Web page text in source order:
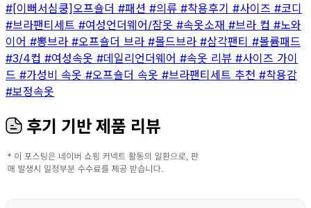
#[이뻐서심쿵]오프숄더 #패션 #의류 #착용후기 #사이즈 #코디
#브라팬티세트 #여성언더웨어/잠옷 #속옷소재 #브라 컵 #노와
이어 #뽕브라 #오프숄더 브라 #몰드브라 #삼각팬티 #볼륨패드
#3/4컵 #여성속옷 #데일리언더웨어 #속옷 리뷰 #사이즈 가이
드 #가성비 속옷 #오프숄더 속옷 #브라팬티세트 추천 #착용감
#보정속옷
후기 기반 제품 리뷰